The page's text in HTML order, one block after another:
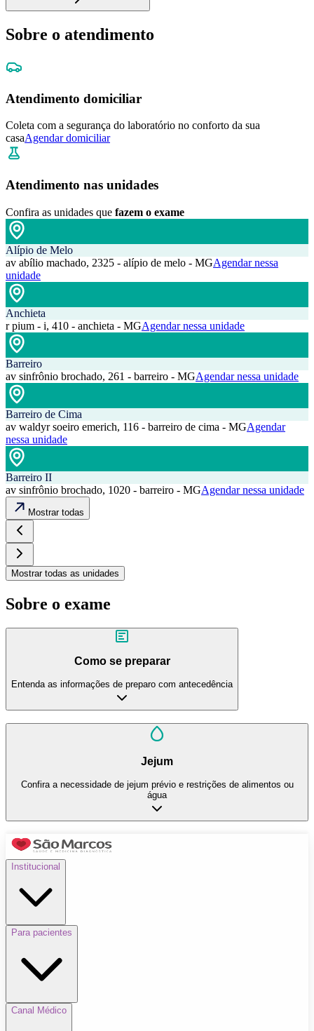
Sobre o atendimento
Atendimento domiciliar
Coleta com a segurança do laboratório no conforto da sua
casaAgendar domiciliar
Atendimento nas unidades
Confira as unidades que fazem o exame
Alípio de Melo
av abílio machado, 2325 - alípio de melo - MGAgendar nessa
unidade
Anchieta
r pium - i, 410 - anchieta - MGAgendar nessa unidade
Barreiro
av sinfrônio brochado, 261 - barreiro - MGAgendar nessa unidade
Barreiro de Cima
av waldyr soeiro emerich, 116 - barreiro de cima - MGAgendar
nessa unidade
Barreiro II
av sinfrônio brochado, 1020 - barreiro - MGAgendar nessa unidade
Mostrar todas
Mostrar todas as unidades
Sobre o exame
Como se preparar
Entenda as informações de preparo com antecedência
Jejum
Confira a necessidade de jejum prévio e restrições de alimentos ou
água
Institucional
Para pacientes
Canal Médico